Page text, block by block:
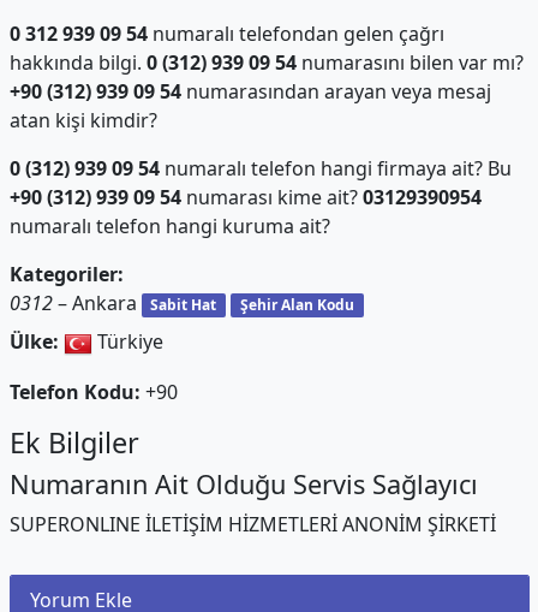
0 312 939 09 54numaralı telefondan gelen çağrı
hakkında bilgi. 0 (312) 939 09 54numarasını bilen var mı?
+90 (312) 939 09 54numarasından arayan veya mesaj
atan kişi kimdir?
0 (312) 939 09 54numaralı telefon hangi firmaya ait? Bu
+90 (312) 939 09 54numarası kime ait?03129390954
numaralı telefon hangi kuruma ait?
Kategoriler:
0312– Ankara Sabit Hat Şehir Alan Kodu
Ülke:
Türkiye
Telefon Kodu: +90
Ek Bilgiler
Numaranın Ait Olduğu Servis Sağlayıcı
SUPERONLINE İLETİŞİM HİZMETLERİ ANONİM ŞİRKETİ
Yorum Ekle